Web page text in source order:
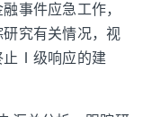
事件应急工作，
究有关情况，视
止Ⅰ级响应的建